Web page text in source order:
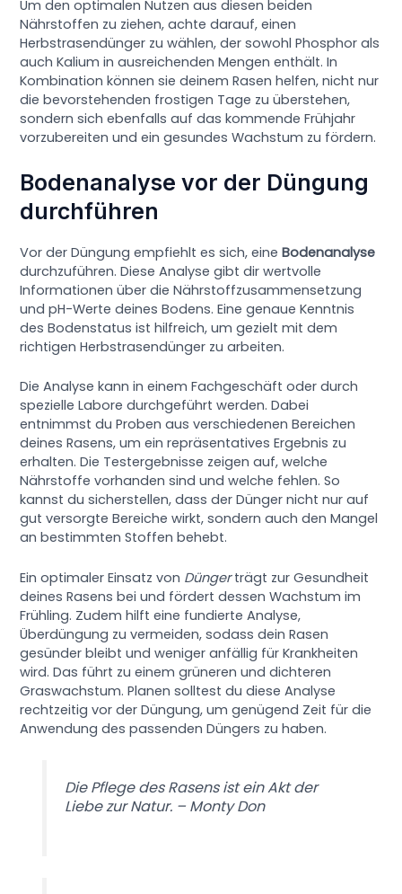
Um den optimalen Nutzen aus diesen beiden
Nährstoffen zu ziehen, achte darauf, einen
Herbstrasendünger zu wählen, der sowohl Phosphor als
auch Kalium in ausreichenden Mengen enthält. In
Kombination können sie deinem Rasen helfen, nicht nur
die bevorstehenden frostigen Tage zu überstehen,
sondern sich ebenfalls auf das kommende Frühjahr
vorzubereiten und ein gesundes Wachstum zu fördern.
Bodenanalyse vor der Düngung
durchführen
Vor der Düngung empfiehlt es sich, eineBodenanalyse
durchzuführen. Diese Analyse gibt dir wertvolle
Informationen über die Nährstoffzusammensetzung
und pH-Werte deines Bodens. Eine genaue Kenntnis
des Bodenstatus ist hilfreich, um gezielt mit dem
richtigen Herbstrasendünger zu arbeiten.
Die Analyse kann in einem Fachgeschäft oder durch
spezielle Labore durchgeführt werden. Dabei
entnimmst du Proben aus verschiedenen Bereichen
deines Rasens, um ein repräsentatives Ergebnis zu
erhalten. Die Testergebnisse zeigen auf, welche
Nährstoffe vorhanden sind und welche fehlen. So
kannst du sicherstellen, dass der Dünger nicht nur auf
gut versorgte Bereiche wirkt, sondern auch den Mangel
an bestimmten Stoffen behebt.
Ein optimaler Einsatz von Düngerträgt zur Gesundheit
deines Rasens bei und fördert dessen Wachstum im
Frühling. Zudem hilft eine fundierte Analyse,
Überdüngung zu vermeiden, sodass dein Rasen
gesünder bleibt und weniger anfällig für Krankheiten
wird. Das führt zu einem grüneren und dichteren
Graswachstum. Planen solltest du diese Analyse
rechtzeitig vor der Düngung, um genügend Zeit für die
Anwendung des passenden Düngers zu haben.
Die Pflege des Rasens ist ein Akt der
Liebe zur Natur. – Monty Don